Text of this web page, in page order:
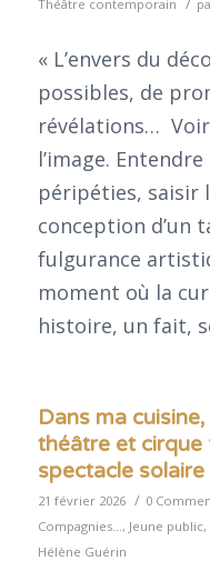
Théâtre contemporain /
« L’envers du
possibles, de
révélations… Voir
l’image.
péripéties, saisir
conception d’un
fulgurance
moment où la
histoire, un fait,
Dans ma
théâtre et
spectacle solaire
21 février 2026 / 0
Compagnies... , Jeune public,
Hélène Guérin